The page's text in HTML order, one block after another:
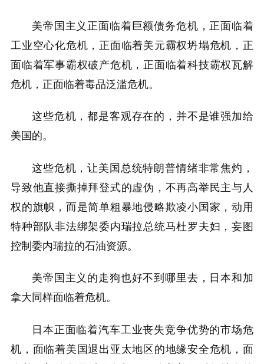
美帝国主义正面临着巨额债务危机，正面临着
工业空心化危机，正面临着美元霸权坍塌危机，正
面临着军事霸权破产危机，正面临着科技霸权瓦解
危机，正面临着毒品泛滥危机。
这些危机，都是客观存在的，并不是谁强加给
美国的。
这些危机，让美国总统特朗普情绪非常焦灼，
导致他直接撕掉拜登式的虚伪，不再高举民主与人
权的旗帜，而是简单粗暴地侵略欺凌小国家，动用
特种部队非法绑架委内瑞拉总统马杜罗夫妇，妄图
控制委内瑞拉的石油资源。
美帝国主义的走狗也好不到哪里去，日本和加
拿大同样面临着危机。
日本正面临着汽车工业丧失竞争优势的市场危
机，面临着美国退出亚太地区的地缘安全危机，面